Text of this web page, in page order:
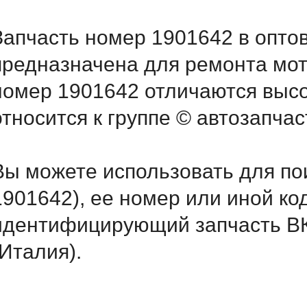
номер 1901642 в
для ремонта
1901642 отличаются
к группе ©
можете использовать для
ее номер или иной